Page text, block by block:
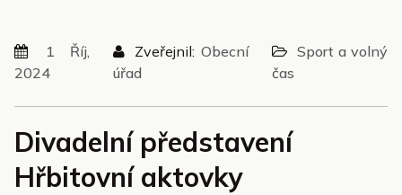
1 Říj,
2024
Zveřejnil: Obecní
úřad
Sport a volný
čas
Divadelní představení
Hřbitovní aktovky